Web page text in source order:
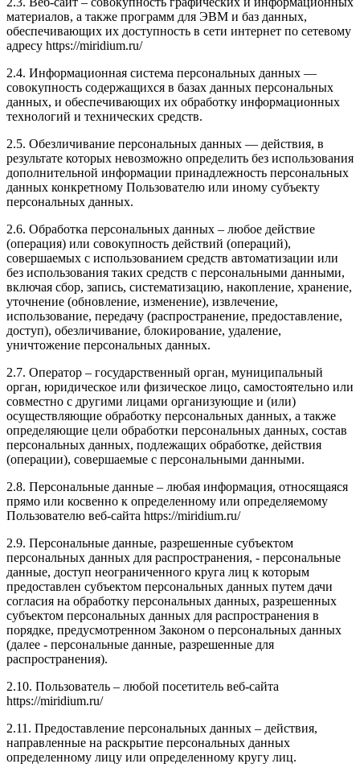
материалов, а также программ для ЭВМ и баз данных,
обеспечивающих их доступность в сети интернет по сетевому
адресу https://miridium.ru/
2.4. Информационная система персональных данных —
совокупность содержащихся в базах данных персональных
данных, и обеспечивающих их обработку информационных
технологий и технических средств.
2.5. Обезличивание персональных данных — действия, в
результате которых невозможно определить без использования
дополнительной информации принадлежность персональных
данных конкретному Пользователю или иному субъекту
персональных данных.
2.6. Обработка персональных данных – любое действие
(операция) или совокупность действий (операций),
совершаемых с использованием средств автоматизации или
без использования таких средств с персональными данными,
включая сбор, запись, систематизацию, накопление, хранение,
уточнение (обновление, изменение), извлечение,
использование, передачу (распространение, предоставление,
доступ), обезличивание, блокирование, удаление,
уничтожение персональных данных.
2.7. Оператор – государственный орган, муниципальный
орган, юридическое или физическое лицо, самостоятельно или
совместно с другими лицами организующие и (или)
осуществляющие обработку персональных данных, а также
определяющие цели обработки персональных данных, состав
персональных данных, подлежащих обработке, действия
(операции), совершаемые с персональными данными.
2.8. Персональные данные – любая информация, относящаяся
прямо или косвенно к определенному или определяемому
Пользователю веб-сайта https://miridium.ru/
2.9. Персональные данные, разрешенные субъектом
персональных данных для распространения, - персональные
данные, доступ неограниченного круга лиц к которым
предоставлен субъектом персональных данных путем дачи
согласия на обработку персональных данных, разрешенных
субъектом персональных данных для распространения в
порядке, предусмотренном Законом о персональных данных
(далее - персональные данные, разрешенные для
распространения).
2.10. Пользователь – любой посетитель веб-сайта
https://miridium.ru/
2.11. Предоставление персональных данных – действия,
направленные на раскрытие персональных данных
определенному лицу или определенному кругу лиц.